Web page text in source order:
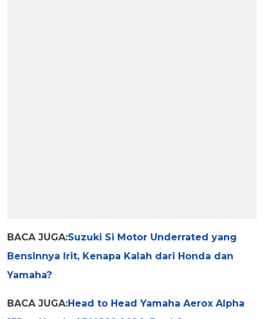
BACA JUGA:Suzuki Si Motor Underrated yang
Bensinnya Irit, Kenapa Kalah dari Honda dan
Yamaha?
BACA JUGA:Head to Head Yamaha Aerox Alpha